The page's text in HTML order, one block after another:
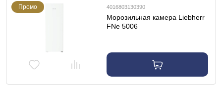
Промо 4016803130390
Морозильная камера Liebherr
FNe 5006